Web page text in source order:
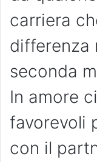
carriera
differenza
seconda
In amore
favorevoli
con il